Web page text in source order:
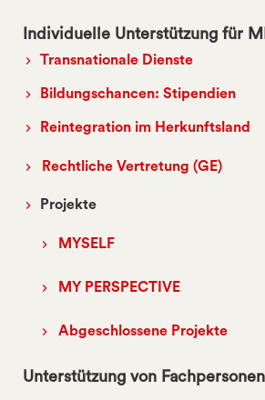
Individuelle Unterstützung für
Transnationale Dienste
Bildungschancen: Stipendien
Reintegration im Herkunftsland
Rechtliche Vertretung (GE)
Projekte
MYSELF
MY PERSPECTIVE
Abgeschlossene Projekte
Unterstützung von Fachpersonen